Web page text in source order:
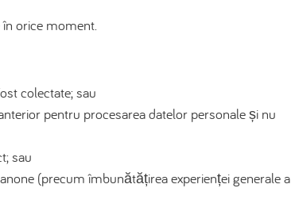
în orice moment.
colectate; sau
pentru procesarea datelor personale și nu
sau
(precum îmbunătățirea experienței generale a